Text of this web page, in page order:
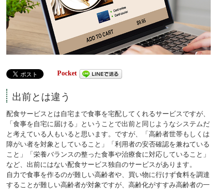
Pocket
出前とは違う
配食サービスとは自宅まで食事を宅配してくれるサービスですが、
「食事を自宅に届ける」ということで出前と同じようなシステムだ
と考えている人もいると思います。ですが、「高齢者世帯もしくは
障がい者を対象としていること」「利用者の安否確認を兼ねている
こと」「栄養バランスの整った食事や治療食に対応していること」
など、出前にはない配食サービス独自のサービスがあります。
自力で食事を作るのが難しい高齢者や、買い物に行けず食料を調達
することが難しい高齢者が対象ですが、高齢化がすすみ高齢者の一